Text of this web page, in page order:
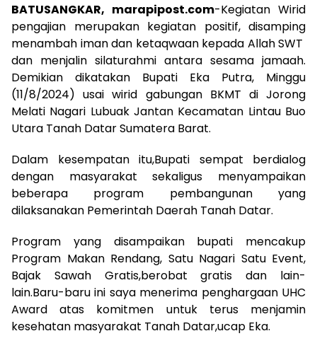
BATUSANGKAR, marapipost.com-Kegiatan Wirid
pengajian merupakan kegiatan positif, disamping
menambah iman dan ketaqwaan kepada Allah SWT
dan menjalin silaturahmi antara sesama jamaah.
Demikian dikatakan Bupati Eka Putra, Minggu
(11/8/2024) usai wirid gabungan BKMT di Jorong
Melati Nagari Lubuak Jantan Kecamatan Lintau Buo
Utara Tanah Datar Sumatera Barat.
Dalam kesempatan itu,Bupati sempat berdialog
dengan masyarakat sekaligus menyampaikan
beberapa program pembangunan yang
dilaksanakan Pemerintah Daerah Tanah Datar.
Program yang disampaikan bupati mencakup
Program Makan Rendang, Satu Nagari Satu Event,
Bajak Sawah Gratis,berobat gratis dan lain-
lain.Baru-baru ini saya menerima penghargaan UHC
Award atas komitmen untuk terus menjamin
kesehatan masyarakat Tanah Datar,ucap Eka.